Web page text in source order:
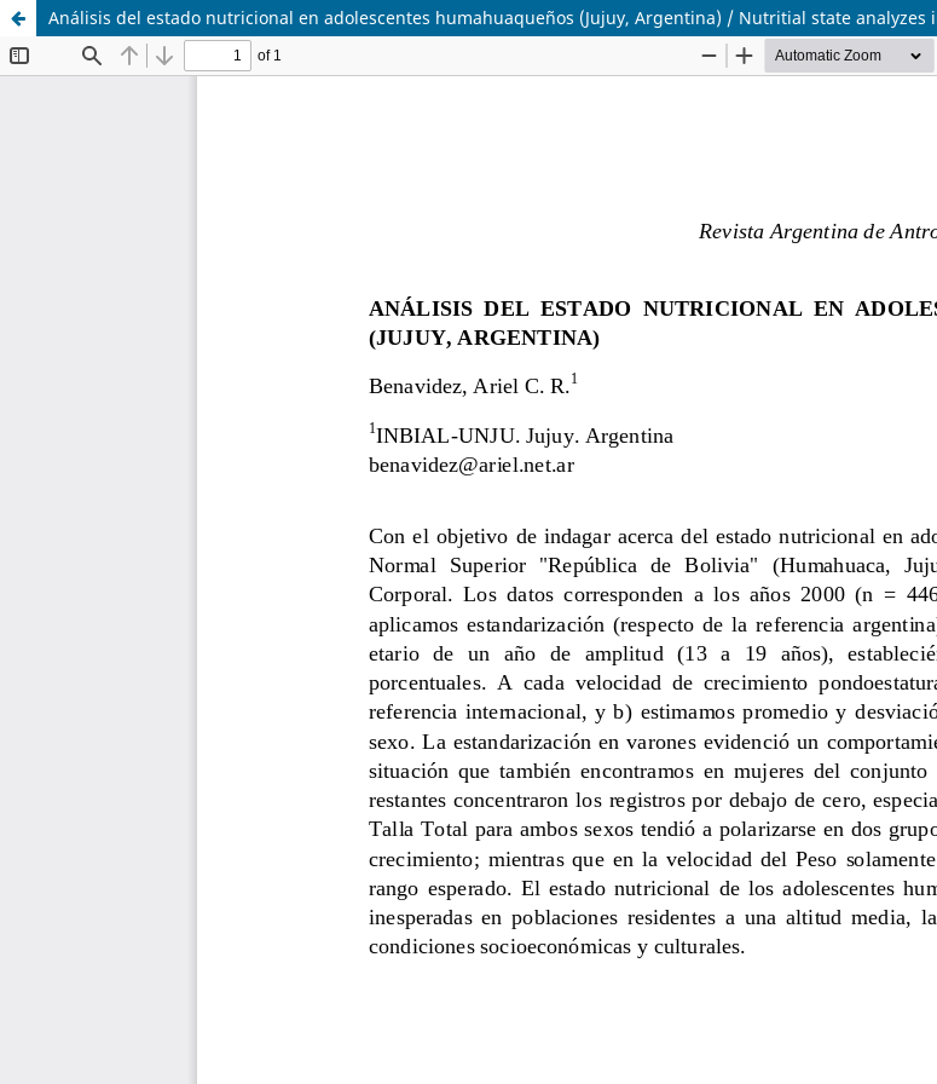
Análisis del estado nutricional en adolescentes humahuaqueños (Jujuy, Argentina) / Nutritial state analyzes